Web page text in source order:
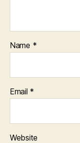
Name *
Email *
Website